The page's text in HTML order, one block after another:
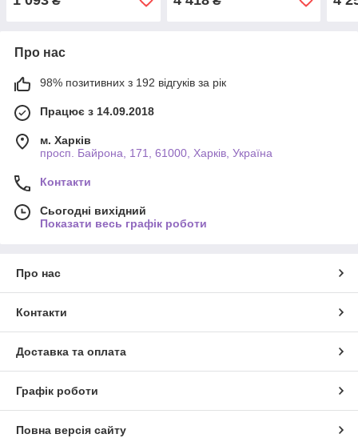
10 предметів
Про нас
98% позитивних з 192 відгуків за рік
Працює з 14.09.2018
м. Харків
просп. Байрона, 171, 61000, Харків, Україна
Контакти
Сьогодні вихідний
Показати весь графік роботи
Про нас
Контакти
Доставка та оплата
Графік роботи
Повна версія сайту